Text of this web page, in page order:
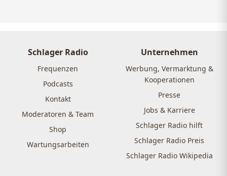
Schlager Radio
Frequenzen
Podcasts
Kontakt
Moderatoren & Team
Shop
Wartungsarbeiten
Unternehmen
Werbung, Vermarktung &
Kooperationen
Presse
Jobs & Karriere
Schlager Radio hilft
Schlager Radio Preis
Schlager Radio Wikipedia